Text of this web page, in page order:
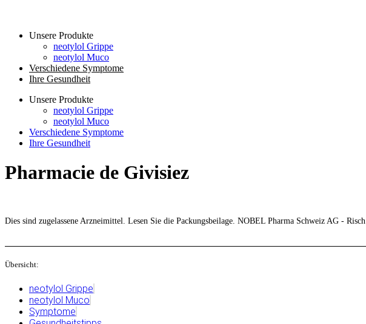
Unsere Produkte
neotylol Grippe
neotylol Muco
Verschiedene Symptome
Ihre Gesundheit
Unsere Produkte
neotylol Grippe
neotylol Muco
Verschiedene Symptome
Ihre Gesundheit
Pharmacie de Givisiez
Dies sind zugelassene Arzneimittel. Lesen Sie die Packungsbeilage. NOBEL Pharma Schweiz AG - Risch
Übersicht:
neotylol Grippe
neotylol Muco
Symptome